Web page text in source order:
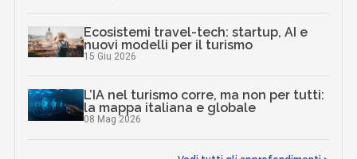
Ecosistemi travel-tech: startup, AI e
nuovi modelli per il turismo
15 Giu 2026
L’IA nel turismo corre, ma non per tutti:
la mappa italiana e globale
08 Mag 2026